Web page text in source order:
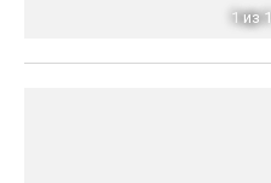
1 из 1